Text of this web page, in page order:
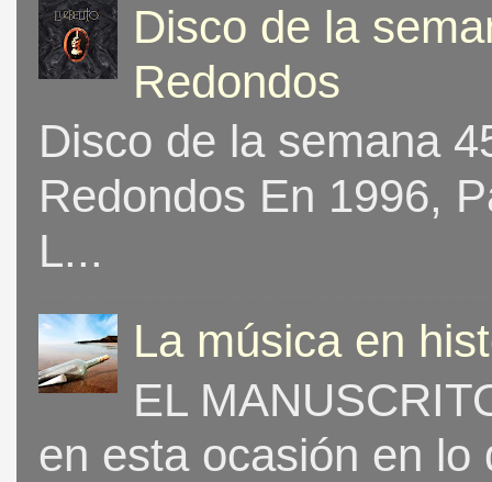
Disco de la
Redondos
Disco de la semana
Redondos En 1996,
L...
La música en
EL
en esta ocasión en